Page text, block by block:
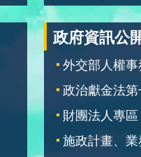
政府資訊公
外交部人權事
政治獻金法
財團法人專區
施政計畫、